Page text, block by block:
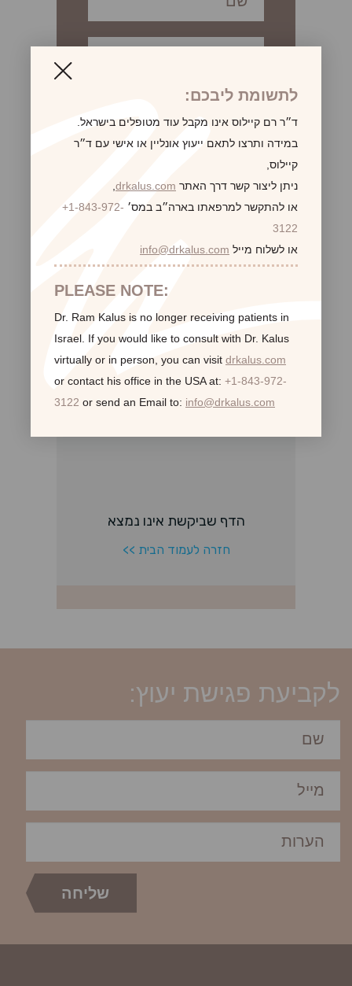
לקוחות ממליצות:
לקביעת פגישת יעוץ:
לתשומת ליבכם:
ד״ר רם קיילוס אינו מקבל עוד מטופלים בישראל.
במידה ותרצו לתאם ייעוץ אונליין או אישי עם ד״ר
קיילוס,
ניתן ליצור קשר דרך האתר drkalus.com
או להתקשר למרפאתו בארה״ב במס׳ +1-843-972-
3122
או לשלוח מייל info@drkalus.com
PLEASE NOTE:
Dr. Ram Kalus is no longer receiving patients in
Israel. If you would like to consult with Dr. Kalus
virtually or in person, you can visit drkalus.com
or contact his office in the USA at: +1-843-972-
3122 or send an Email to: info@drkalus.com